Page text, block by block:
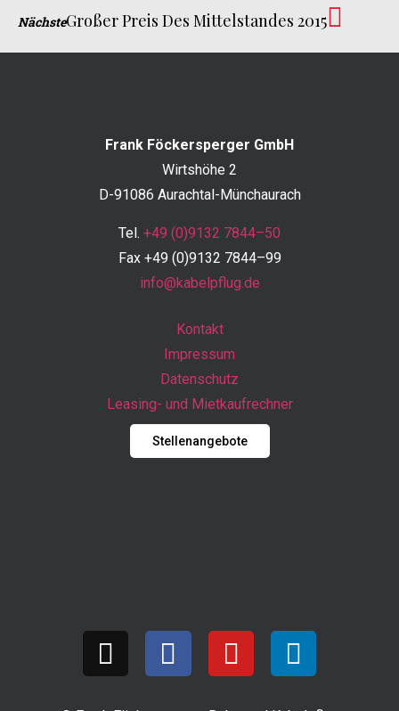
NächsteGroßer Preis Des Mittelstandes 2015
Frank Föckersperger GmbH
Wirtshöhe 2
D-91086 Aurachtal-Münchaurach
Tel. +49 (0)9132 7844–50
Fax +49 (0)9132 7844–99
info@kabelpflug.de
Kontakt
Impressum
Datenschutz
Leasing- und Mietkaufrechner
Stellenangebote